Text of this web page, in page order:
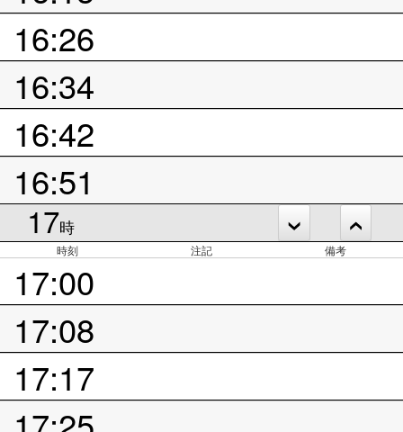
16:26
16:34
16:42
16:51
17時
時刻 注記 備考
17:00
17:08
17:17